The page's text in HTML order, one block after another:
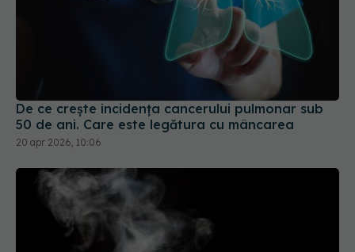
De ce crește incidența cancerului pulmonar sub
50 de ani. Care este legătura cu mâncarea
20 apr 2026, 10:06